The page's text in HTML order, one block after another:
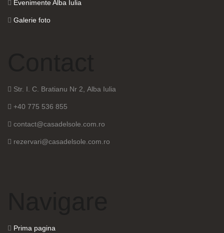
Evenimente Alba Iulia
Galerie foto
Str. I. C. Bratianu Nr 2, Alba Iulia
+40 775 536 855
contact@casadelsole.com.ro
rezervari@casadelsole.com.ro
Prima pagina